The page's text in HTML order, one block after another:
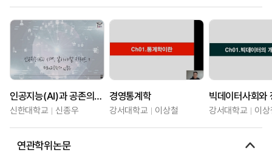
인공지능(AI)과 공존의 시대, 알아야할 키워드
신한대학교 신종우
경영통계학
강서대학교 이상철
빅데이터사회와
강서대학교 이
연관학위논문